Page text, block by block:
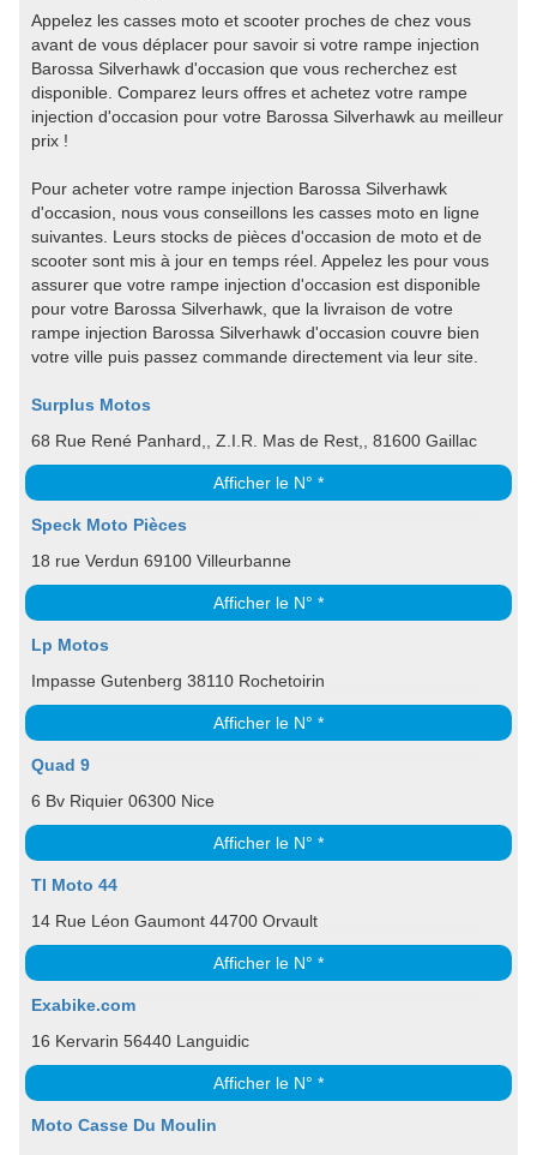
Appelez les casses moto et scooter proches de chez vous
avant de vous déplacer pour savoir si votre rampe injection
Barossa Silverhawk d'occasion que vous recherchez est
disponible. Comparez leurs offres et achetez votre rampe
injection d'occasion pour votre Barossa Silverhawk au meilleur
prix !
Pour acheter votre rampe injection Barossa Silverhawk
d'occasion, nous vous conseillons les casses moto en ligne
suivantes. Leurs stocks de pièces d'occasion de moto et de
scooter sont mis à jour en temps réel. Appelez les pour vous
assurer que votre rampe injection d'occasion est disponible
pour votre Barossa Silverhawk, que la livraison de votre
rampe injection Barossa Silverhawk d'occasion couvre bien
votre ville puis passez commande directement via leur site.
Surplus Motos
68 Rue René Panhard,, Z.I.R. Mas de Rest,, 81600 Gaillac
Afficher le N° *
Speck Moto Pièces
18 rue Verdun 69100 Villeurbanne
Afficher le N° *
Lp Motos
Impasse Gutenberg 38110 Rochetoirin
Afficher le N° *
Quad 9
6 Bv Riquier 06300 Nice
Afficher le N° *
TI Moto 44
14 Rue Léon Gaumont 44700 Orvault
Afficher le N° *
Exabike.com
16 Kervarin 56440 Languidic
Afficher le N° *
Moto Casse Du Moulin